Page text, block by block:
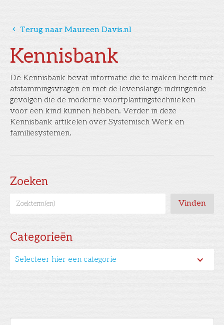
Kennisbank
De Kennisbank bevat informatie die te maken heeft met
afstammingsvragen en met de levenslange indringende
gevolgen die de moderne voortplantingstechnieken
voor een kind kunnen hebben. Verder in deze
Kennisbank artikelen over Systemisch Werk en
familiesystemen.
Zoeken
Categorieën
Selecteer hier een categorie
󰅁 Terug naar Maureen Davis.nl